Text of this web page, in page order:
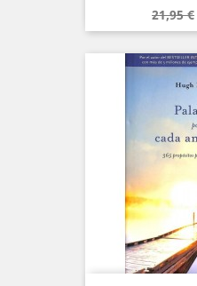
Precio
base
21,95 €